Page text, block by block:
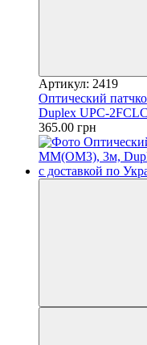
Артикул: 2419
Оптический
Duplex UPC-
365.00 грн